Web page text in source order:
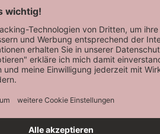
Willkommensrabatt auf
erhalten!